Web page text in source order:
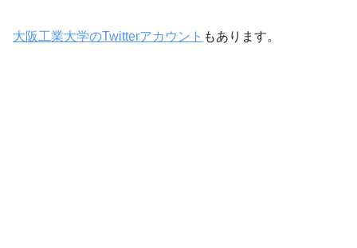
大阪工業大学のTwitterアカウント もあります。